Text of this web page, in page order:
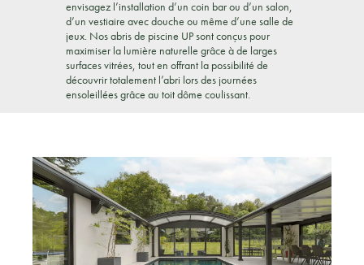
envisagez l’installation d’un coin bar ou d’un salon,
d’un vestiaire avec douche ou même d’une salle de
jeux. Nos abris de piscine UP sont conçus pour
maximiser la lumière naturelle grâce à de larges
surfaces vitrées, tout en offrant la possibilité de
découvrir totalement l’abri lors des journées
ensoleillées grâce au toit dôme coulissant.